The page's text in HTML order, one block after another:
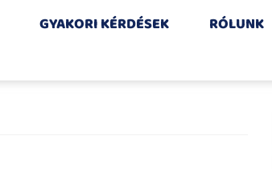
GYAKORI KÉRDÉSEK RÓLUNK